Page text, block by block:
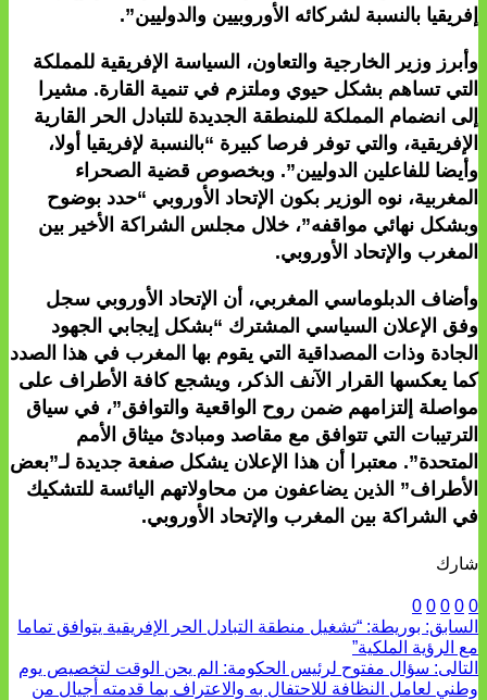
إفريقيا بالنسبة لشركائه الأوروبيين والدوليين”.
وأبرز وزير الخارجية والتعاون، السياسة الإفريقية للمملكة
التي تساهم بشكل حيوي وملتزم في تنمية القارة. مشيرا
إلى انضمام المملكة للمنطقة الجديدة للتبادل الحر القارية
الإفريقية، والتي توفر فرصا كبيرة “بالنسبة لإفريقيا أولا،
وأيضا للفاعلين الدوليين”. وبخصوص قضية الصحراء
المغربية، نوه الوزير بكون الإتحاد الأوروبي “حدد بوضوح
وبشكل نهائي مواقفه”، خلال مجلس الشراكة الأخير بين
المغرب والإتحاد الأوروبي.
وأضاف الدبلوماسي المغربي، أن الإتحاد الأوروبي سجل
وفق الإعلان السياسي المشترك “بشكل إيجابي الجهود
الجادة وذات المصداقية التي يقوم بها المغرب في هذا الصدد
كما يعكسها القرار الآنف الذكر، ويشجع كافة الأطراف على
مواصلة إلتزامهم ضمن روح الواقعية والتوافق”، في سياق
الترتيبات التي تتوافق مع مقاصد ومبادئ ميثاق الأمم
المتحدة”. معتبرا أن هذا الإعلان يشكل صفعة جديدة لـ”بعض
الأطراف” الذين يضاعفون من محاولاتهم اليائسة للتشكيك
في الشراكة بين المغرب والإتحاد الأوروبي.
شارك
0
0
0
0
0
السابق: بوريطة: “تشغيل منطقة التبادل الحر الإفريقية يتوافق تماما
مع الرؤية الملكية”
التالى: سؤال مفتوح لرئيس الحكومة: الم يحن الوقت لتخصيص يوم
وطني لعامل النظافة للاحتفال به والاعتراف بما قدمته أجيال من